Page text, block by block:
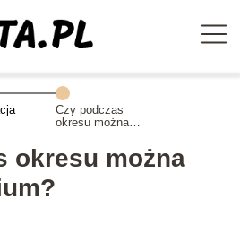
Czy podczas
okresu można
okresu można